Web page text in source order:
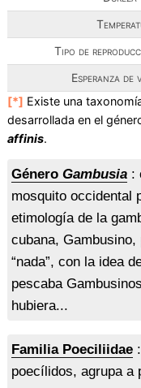
Tipo de
Esperanza de
[*] Existe una
desarrollada en el
affinis.
Género Gambusia:
mosquito occidental
etimología de la
cubana,
“nada”, con la idea
pescaba
hubiera...
Familia Poeciliidae:
poecílidos, agrupa a